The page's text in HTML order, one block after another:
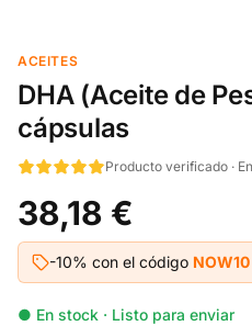
ACEITES
DHA (Aceite de
cápsulas
Producto verificado ·
38,18 €
-10% con el código NOW10
● En stock · Listo para enviar